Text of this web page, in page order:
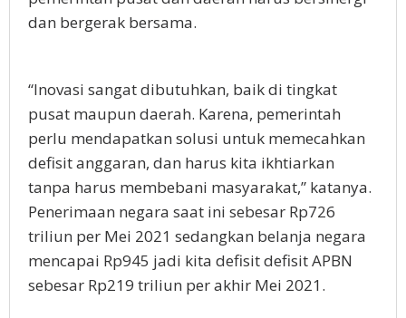
dan bergerak bersama.
“Inovasi sangat dibutuhkan, baik di tingkat
pusat maupun daerah. Karena, pemerintah
perlu mendapatkan solusi untuk memecahkan
defisit anggaran, dan harus kita ikhtiarkan
tanpa harus membebani masyarakat,” katanya.
Penerimaan negara saat ini sebesar Rp726
triliun per Mei 2021 sedangkan belanja negara
mencapai Rp945 jadi kita defisit defisit APBN
sebesar Rp219 triliun per akhir Mei 2021.